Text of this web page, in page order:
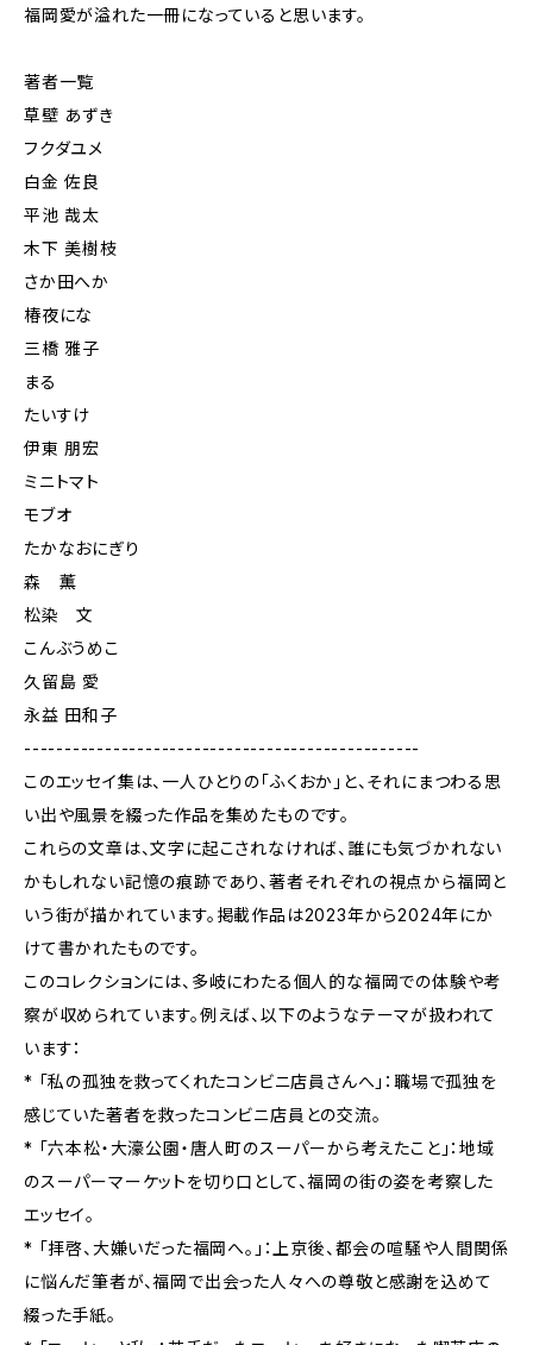
福岡愛が溢れた一冊になっていると思います。
著者一覧
草壁 あずき
フクダユメ
白金 佐良
平池 哉太
木下 美樹枝
さか田へか
椿夜にな
三橋 雅子
まる
たいすけ
伊東 朋宏
ミニトマト
モブオ
たかなおにぎり
森 薫
松染 文
こんぶうめこ
久留島 愛
永益 田和子
-------------------------------------------------
このエッセイ集は、一人ひとりの「ふくおか」と、それにまつわる思
い出や風景を綴った作品を集めたものです。
これらの文章は、文字に起こされなければ、誰にも気づかれない
かもしれない記憶の痕跡であり、著者それぞれの視点から福岡と
いう街が描かれています。掲載作品は2023年から2024年にか
けて書かれたものです。
このコレクションには、多岐にわたる個人的な福岡での体験や考
察が収められています。例えば、以下のようなテーマが扱われて
います：
* 「私の孤独を救ってくれたコンビニ店員さんへ」：職場で孤独を
感じていた著者を救ったコンビニ店員との交流。
* 「六本松・大濠公園・唐人町のスーパーから考えたこと」：地域
のスーパーマーケットを切り口として、福岡の街の姿を考察した
エッセイ。
* 「拝啓、大嫌いだった福岡へ。」：上京後、都会の喧騒や人間関係
に悩んだ筆者が、福岡で出会った人々への尊敬と感謝を込めて
綴った手紙。